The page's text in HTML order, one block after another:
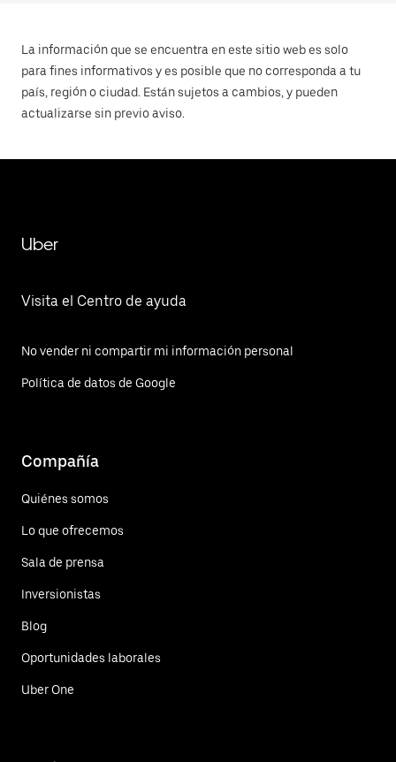
La información que se encuentra en este sitio web es solo
para fines informativos y es posible que no corresponda a tu
país, región o ciudad. Están sujetos a cambios, y pueden
actualizarse sin previo aviso.
Uber
Visita el Centro de ayuda
No vender ni compartir mi información personal
Política de datos de Google
Compañía
Quiénes somos
Lo que ofrecemos
Sala de prensa
Inversionistas
Blog
Oportunidades laborales
Uber One